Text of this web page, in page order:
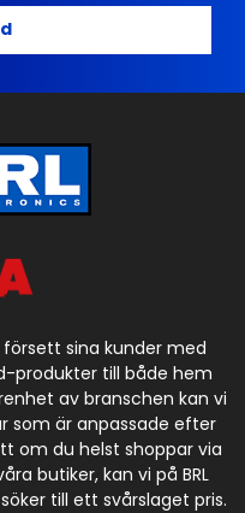
försett sina kunder med
produkter till både hem
av branschen kan vi
som är anpassade efter
om du helst shoppar via
butiker, kan vi på BRL
till ett svårslaget pris.